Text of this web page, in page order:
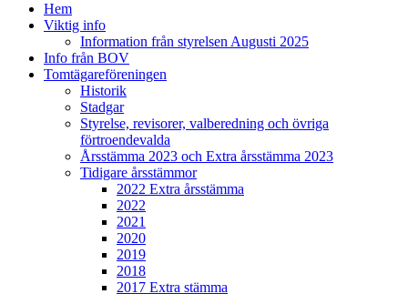
Hem
Viktig info
Information från styrelsen Augusti 2025
Info från BOV
Tomtägareföreningen
Historik
Stadgar
Styrelse, revisorer, valberedning och övriga
förtroendevalda
Årsstämma 2023 och Extra årsstämma 2023
Tidigare årsstämmor
2022 Extra årsstämma
2022
2021
2020
2019
2018
2017 Extra stämma